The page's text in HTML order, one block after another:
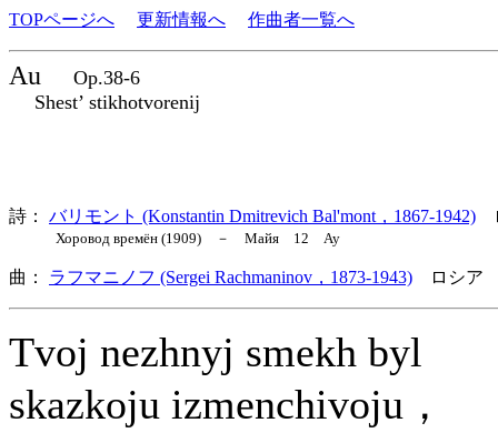
TOPページへ 更新情報へ 作曲者一覧へ
Au
Op.38-6
Shest’ stikhotvorenij
詩： バリモント (Konstantin Dmitrevich Bal'mont，1867-1942)
Хоровод времён (1909) － Майя 12 Ау
曲： ラフマニノフ (Sergei Rachmaninov，1873-1943) ロシア
Tvoj nezhnyj smekh byl
skazkoju izmenchivoju，